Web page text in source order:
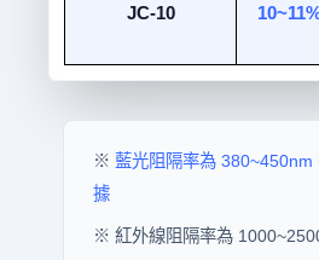
JC-10
※ 藍光阻隔率為 380~450nm
據
※ 紅外線阻隔率為